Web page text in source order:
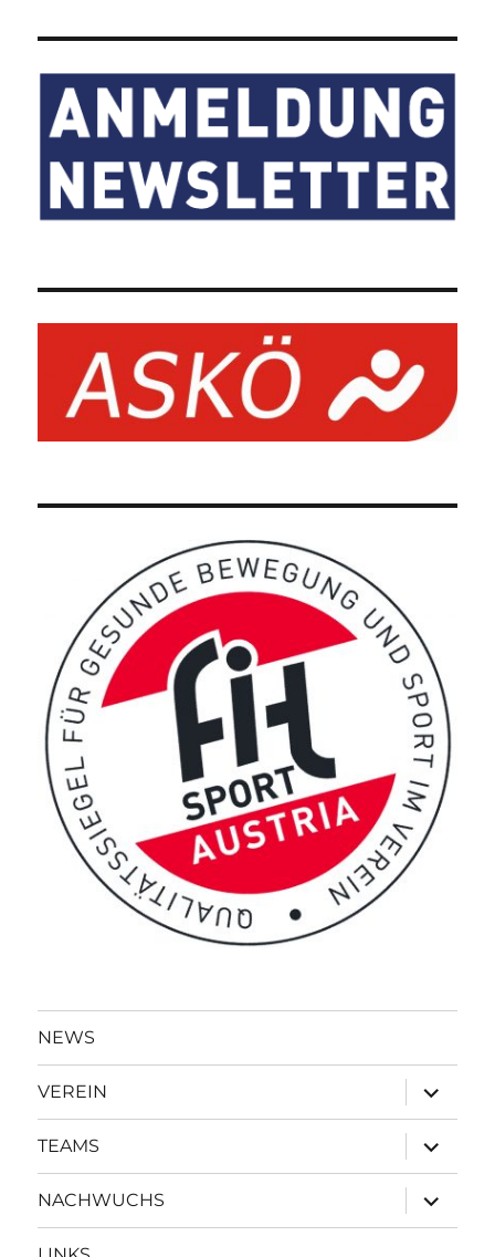
NEWS
VEREIN
öffnen
TEAMS
öffnen
NACHWUCHS
öffnen